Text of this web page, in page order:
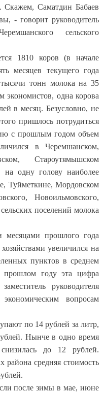
Скажем, Саматдин Бабаев
- говорит руководитель
сельского
1810 коров (в начале
месяцев текущего года
тонн молока на 35
экономистов, одна корова
в месяц. Безусловно, не
пришлось потрудиться
с прошлым годом объем
в Черемшанском,
Староутямышском
на одну голову наиболее
Туйметкине, Мордовском
Новоильмовского,
поселений молока
прошлого года
увеличился на
пунктов в среднем
году эта цифра
руководителя
вопросам
по 14 рублей за литр,
Нынче в одно время
до 12 рублей.
района средняя стоимость
после зимы в мае, июне